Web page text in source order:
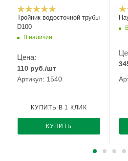
Тройник водосточной трубы
D100
В наличии
Цена:
110 руб./шт
Артикул: 1540
КУПИТЬ
КУПИТЬ В 1 КЛИК